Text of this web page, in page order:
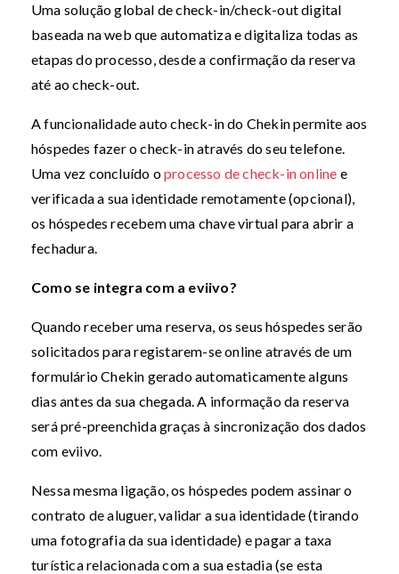
Uma solução global de check-in/check-out digital
baseada na web que automatiza e digitaliza todas as
etapas do processo, desde a confirmação da reserva
até ao check-out.
A funcionalidade auto check-in do Chekin permite aos
hóspedes fazer o check-in através do seu telefone.
Uma vez concluído oprocesso de check-in online e
verificada a sua identidade remotamente (opcional),
os hóspedes recebem uma chave virtual para abrir a
fechadura.
Como se integra com a eviivo?
Quando receber uma reserva, os seus hóspedes serão
solicitados para registarem-se online através de um
formulário Chekin gerado automaticamente alguns
dias antes da sua chegada. A informação da reserva
será pré-preenchida graças à sincronização dos dados
com eviivo.
Nessa mesma ligação, os hóspedes podem assinar o
contrato de aluguer, validar a sua identidade (tirando
uma fotografia da sua identidade) e pagar a taxa
turística relacionada com a sua estadia (se esta